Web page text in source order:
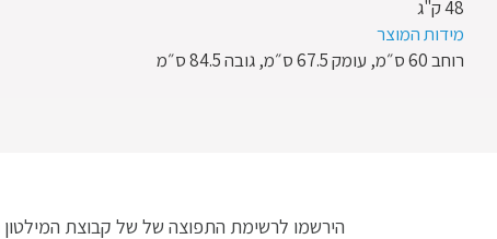
48 ק"ג
מידות המוצר
רוחב 60 ס״מ, עומק 67.5 ס״מ, גובה 84.5 ס״מ
הירשמו לרשימת התפוצה של של קבוצת המילטון